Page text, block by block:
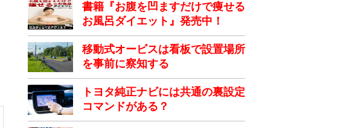
書籍『お腹を凹ますだけで痩せる
お風呂ダイエット』発売中！
移動式オービスは看板で設置場所
を事前に察知する
トヨタ純正ナビには共通の裏設定
コマンドがある？